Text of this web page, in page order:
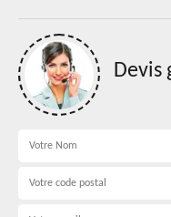
Devis